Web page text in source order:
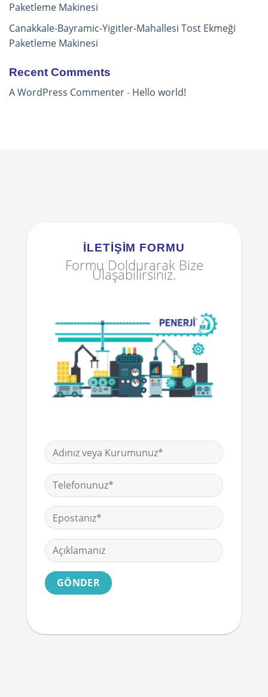
Paketleme Makinesi
Canakkale-Bayramic-Yigitler-Mahallesi Tost Ekmeği
Paketleme Makinesi
Recent Comments
A WordPress Commenter- Hello world!
İLETIŞIM FORMU
Formu Doldurarak Bize
Ulaşabilirsiniz.